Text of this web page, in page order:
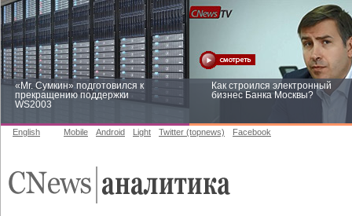
«Mr. Сумкин» подготовился к
прекращению поддержки
WS2003
Как строился электронный
бизнес Банка Москвы?
English Mobile Android Light Twitter (topnews) Facebook